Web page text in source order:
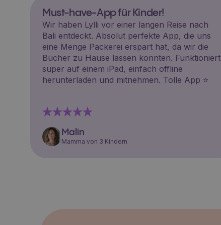
Must-have-App für Kinder!
Wir haben Lylli vor einer langen Reise nach
Bali entdeckt. Absolut perfekte App, die uns
eine Menge Packerei erspart hat, da wir die
Bücher zu Hause lassen konnten. Funktioniert
super auf einem iPad, einfach offline
herunterladen und mitnehmen. Tolle App ⭐️
Malin
Mamma von 3 Kindern